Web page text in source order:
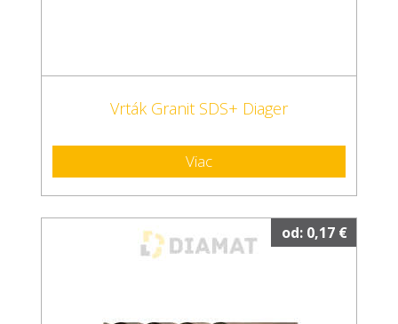
Vrták Granit SDS+ Diager
Viac
od: 0,17 €